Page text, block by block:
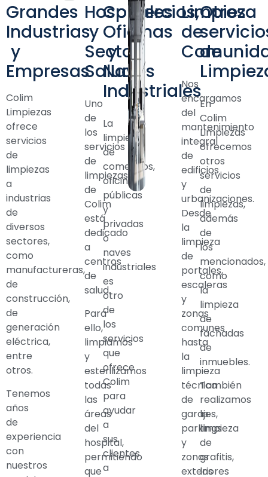
Grandes
Industrias
y
Empresas
Colim
Limpiezas
ofrece
servicios
de
limpiezas
a
industrias
de
diversos
sectores,
como
manufactureras,
de
construcción,
de
generación
eléctrica,
entre
otros.
Tenemos
años
de
experiencia
con
nuestros
Hospitales
y
Sector
Salud
Uno
de
los
servicios
de
limpiezas
de
Colim
está
dedicado
a
centros
de
salud.
Para
ello,
limpiamos
y
esterilizamos
todas
las
áreas
del
hospital,
permitiendo
que
Comercios,
Oficinas
y
Naves
Industriales
La
limpieza
de
comercios,
oficinas
públicas
y
privadas
o
naves
industriales
es
otro
de
los
servicios
que
ofrece
Colim
para
ayudar
a
sus
clientes
a
Limpieza
de
Nos
encargamos
del
mantenimiento
integral
de
edificios
y
urbanizaciones.
Desde
la
limpieza
de
portales,
escaleras
y
zonas
comunes
hasta
la
limpieza
técnica
de
garajes,
parkings
y
zonas
exteriores
Otros
de
En
Colim
Limpiezas
ofrecemos
otros
servicios
de
limpiezas,
además
de
los
mencionados,
como
la
limpieza
de
fachadas
de
inmuebles.
También
realizamos
la
limpieza
de
grafitis,
los